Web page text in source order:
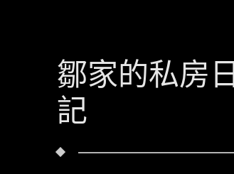
鄒家的私房日
記